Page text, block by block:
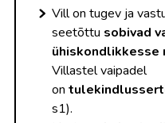
Vill on tugev ja
seetõttu sobivad
ühiskondlikkesse
Villastel vaipadel
on
s1).